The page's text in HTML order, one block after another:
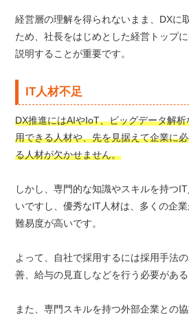
経営層の理解を得られないまま、DXに
ため、社長をはじめとした経営トップ
説明することが重要です。
IT人材不足
DX推進にはAIやIoT、ビッグデータ解
用できる人材や、先を見据えて企業に
る人材が欠かせません。
しかし、専門的な知識やスキルを持つ
いですし、優秀なIT人材は、多くの企
難易度が高いです。
よって、自社で採用するには採用手法
善、給与の見直しなどを行う必要がある
また、専門スキルを持つ外部企業との